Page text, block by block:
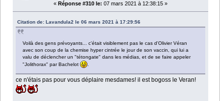
« Réponse #310 le: 07 mars 2021 à 12:38:15 »
Citation de: Lavandula2 le 06 mars 2021 à 17:29:56
Voilà des gens prévoyants... c'était visiblement pas le cas d'Olivier Véran
avec son coup de la chemise hyper cintrée le jour de son vaccin, qui lui a
valu de déclencher un "tétongate" dans les médias, et de se faire appeler
"Jolithorax" par Bachelot
ce n'étais pas pour vous déplaire mesdames! il est bogoss le Veran!